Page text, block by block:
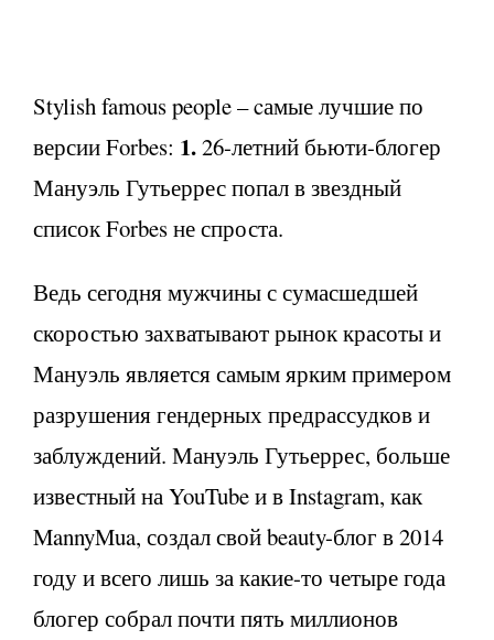
Stylish famous people – cамые лучшие по
версии Forbes: 1.26-летний бьюти-блогер
Мануэль Гутьеррес попал в звездный
список Forbes не спроста.
Ведь сегодня мужчины с сумасшедшей
скоростью захватывают рынок красоты и
Мануэль является самым ярким примером
разрушения гендерных предрассудков и
заблуждений. Мануэль Гутьеррес, больше
известный на YouTube и в Instagram, как
MannyMua, создал свой beauty-блог в 2014
году и всего лишь за какие-то четыре года
блогер собрал почти пять миллионов